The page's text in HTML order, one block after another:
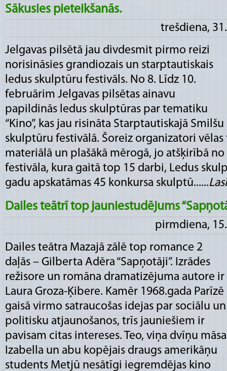
Sākusies pieteikšanās.
trešdiena,
Jelgavas pilsētā jau divdesmit pirmo reizi
norisināsies grandiozais un starptautiskais
ledus skulptūru festivāls. No 8. Līdz 10.
februārim Jelgavas pilsētas ainavu
papildinās ledus skulptūras par tematiku
“Kino”, kas jau risināta Starptautiskajā Smilšu
skulptūru festivālā. Šoreiz organizatori
materiālā un plašākā mērogā, jo atšķirībā
festivāla, kura gaitā top 15 darbi, Ledus
gadu apskatāmas 45 konkursa skulptū......
Dailes teātrī top jauniestudējums
pirmdiena,
Dailes teātra Mazajā zālē top romance 2
daļās – Gilberta Adēra “Sapņotāji”. Izrādes
režisore un romāna dramatizējuma autore ir
Laura Groza-Ķibere. Kamēr 1968.gada Parīzē
gaisā virmo satraucošas idejas par sociālu un
politisku atjaunošanos, trīs jauniešiem ir
pavisam citas intereses. Teo, viņa dvīņu māsa
Izabella un abu kopējais draugs amerikāņu
students Metjū nesātīgi iegremdējas kino